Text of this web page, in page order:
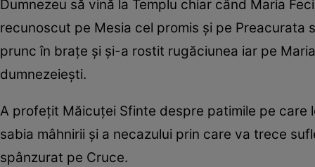
Dumnezeu să vină la Templu chiar când Maria
recunoscut pe Mesia cel promis și pe
prunc în brațe și și-a rostit rugăciunea iar pe
dumnezeiești.
A profețit Măicuței Sfinte despre patimile pe
sabia mâhnirii și a necazului prin care va trece
spânzurat pe Cruce.